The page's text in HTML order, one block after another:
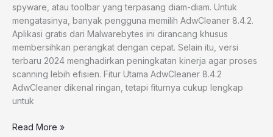
spyware, atau toolbar yang terpasang diam-diam. Untuk
mengatasinya, banyak pengguna memilih AdwCleaner 8.4.2.
Aplikasi gratis dari Malwarebytes ini dirancang khusus
membersihkan perangkat dengan cepat. Selain itu, versi
terbaru 2024 menghadirkan peningkatan kinerja agar proses
scanning lebih efisien. Fitur Utama AdwCleaner 8.4.2
AdwCleaner dikenal ringan, tetapi fiturnya cukup lengkap
untuk
Read More »